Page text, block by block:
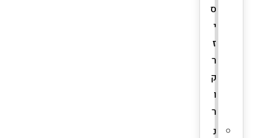
ס
י
ז
ר
ק
ו
ר
נ